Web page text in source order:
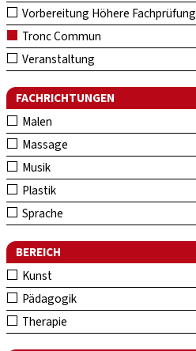
Vorbereitung Höhere Fachprüfung
Tronc Commun
Veranstaltung
FACHRICHTUNGEN
Malen
Massage
Musik
Plastik
Sprache
BEREICH
Kunst
Pädagogik
Therapie